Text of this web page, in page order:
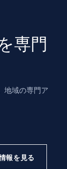
専門
地域の専門ア
報を見る